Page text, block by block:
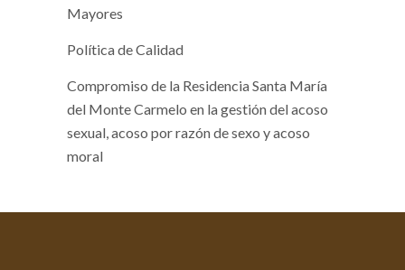
Mayores
Política de Calidad
Compromiso de la Residencia Santa María
del Monte Carmelo en la gestión del acoso
sexual, acoso por razón de sexo y acoso
moral